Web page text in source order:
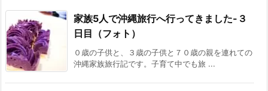
家族5人で沖縄旅行へ行ってきました-３
日目（フォト）
０歳の子供と、３歳の子供と７０歳の親を連れての
沖縄家族旅行記です。子育て中でも旅 ...